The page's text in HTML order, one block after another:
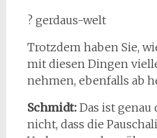
? gerdaus-welt
Trotzdem haben Sie,
mit diesen Dingen
nehmen, ebenfalls ab
Schmidt: Das ist genau
nicht, dass die